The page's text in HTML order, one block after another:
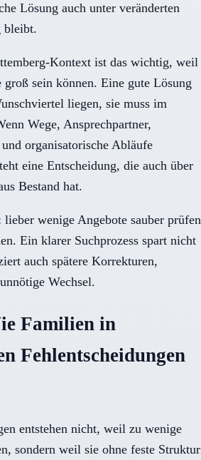
Lösung auch unter veränderten
bleibt.
Kontext ist das wichtig, weil
groß sein können. Eine gute Lösung
liegen, sie muss im
Wege, Ansprechpartner,
organisatorische Abläufe
eine Entscheidung, die auch über
Bestand hat.
lieber wenige Angebote sauber prüfen
Ein klarer Suchprozess spart nicht
auch spätere Korrekturen,
Wechsel.
Familien in
Fehlentscheidungen
entstehen nicht, weil zu wenige
sondern weil sie ohne feste Struktur